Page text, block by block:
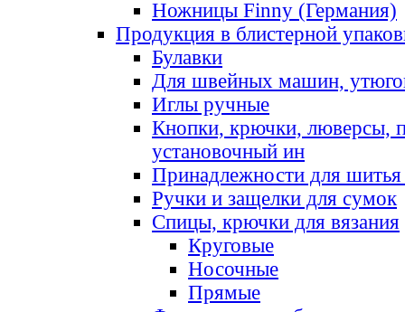
Ножницы Finny (Германия)
Продукция в блистерной
Булавки
Для швейных машин,
Иглы ручные
Кнопки, крючки, люверсы,
установочный ин
Принадлежности для шитья
Ручки и защелки для сумок
Спицы, крючки для вязания
Круговые
Носочные
Прямые